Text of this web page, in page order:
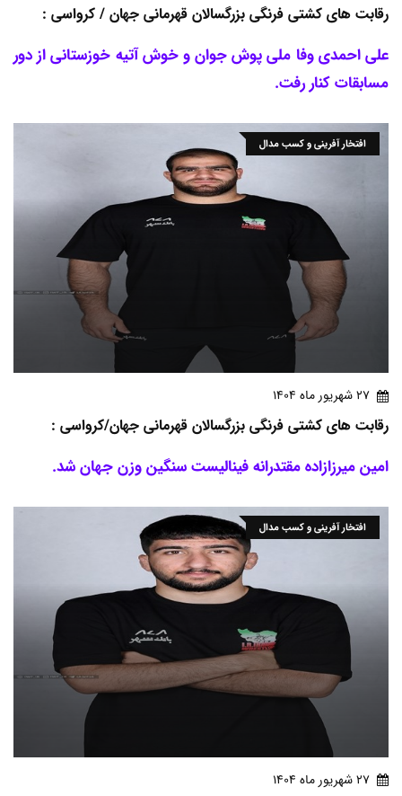
رقابت های کشتی فرنگی بزرگسالان قهرمانی جهان / کرواسی :
علی احمدی وفا ملی پوش جوان و خوش آتیه خوزستانی از دور
مسابقات کنار رفت.
افتخار آفرینی و کسب مدال
27 شهريور ماه 1404
رقابت های کشتی فرنگی بزرگسالان قهرمانی جهان/کرواسی :
امین میرزازاده مقتدرانه فینالیست سنگین وزن جهان شد.
افتخار آفرینی و کسب مدال
27 شهريور ماه 1404